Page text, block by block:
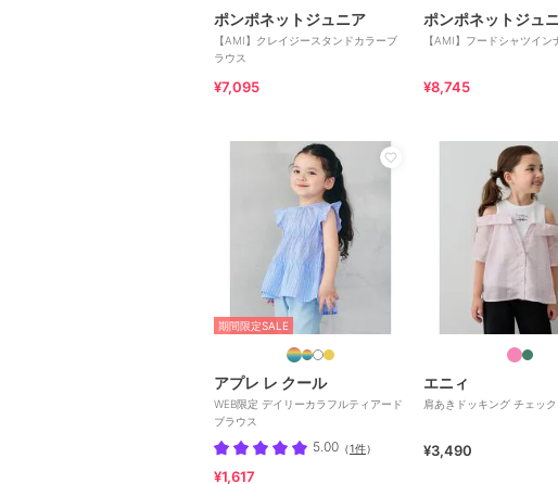
ポンポネットジュニア
【AMI】クレイジースタンドカラーブ
ラウス
¥7,095
ポンポネットジュ
【AMI】フードシャツイン
¥8,745
期間限定SALE
アプレ レ クール
WEB限定 デイリーカラフルティアード
ブラウス
5.00 （1件）
¥1,617
エニィ
肩あきドッキング チェッ
¥3,490